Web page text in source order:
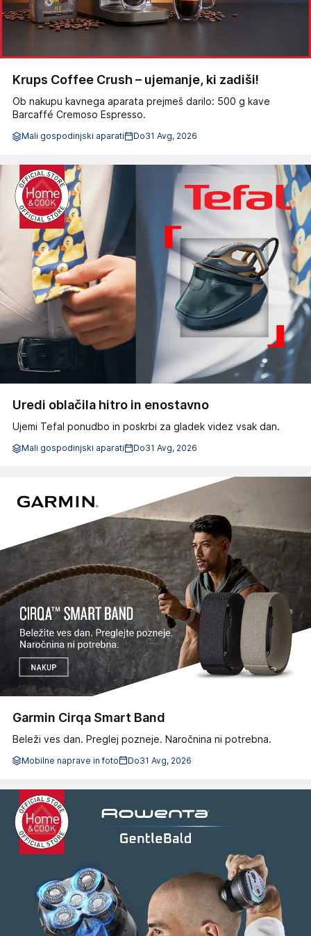
Krups Coffee Crush – ujemanje, ki zadiši!
Ob nakupu kavnega aparata prejmeš darilo: 500 g kave
Barcaffé Cremoso Espresso.
Mali gospodinjski aparati Do31 Avg, 2026
Uredi oblačila hitro in enostavno
Ujemi Tefal ponudbo in poskrbi za gladek videz vsak dan.
Mali gospodinjski aparati Do31 Avg, 2026
Garmin Cirqa Smart Band
Beleži ves dan. Preglej pozneje. Naročnina ni potrebna.
Mobilne naprave in foto Do31 Avg, 2026